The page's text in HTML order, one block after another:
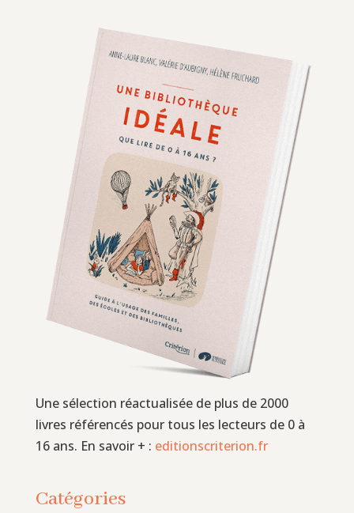
Une sélection réactualisée de plus de 2000
livres référencés pour tous les lecteurs de 0 à
16 ans. En savoir + : editionscriterion.fr
Catégories